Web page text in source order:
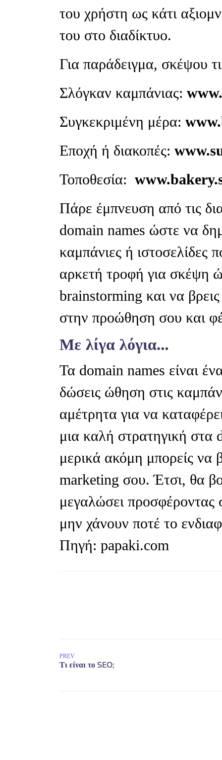
του χρήστη ως κάτι
του στο διαδίκτυο.
Για παράδειγμα, σκέψου
Σλόγκαν καμπάνιας:
Συγκεκριμένη μέρα:
Εποχή ή διακοπές:
Τοποθεσία:
Πάρε έμπνευση από τις
domain names ώστε να
καμπάνιες ή
αρκετή τροφή για σκέψη
brainstorming και να
στην προώθηση σου και
Με λίγα λόγια…
Τα domain names είναι
δώσεις ώθηση στις
αμέτρητα για να
μια καλή στρατηγική στα
μερικά ακόμη μπορείς να
marketing σου. Έτσι, θα
μεγαλώσει προσφέροντας
μην χάνουν ποτέ το
Πηγή: papaki.com
PREV